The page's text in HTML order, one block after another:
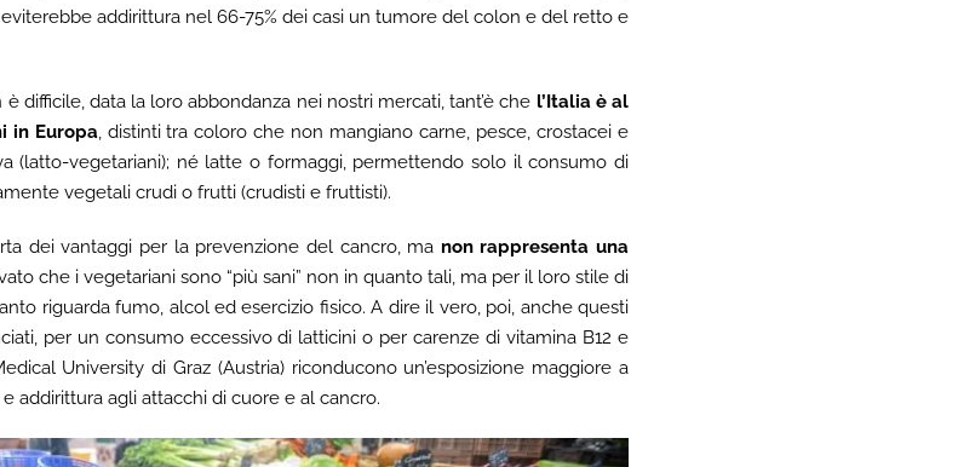
addirittura nel 66-75% dei casi un tumore del colon e del retto e
difficile, data la loro abbondanza nei nostri mercati, tant’è che l’Italia è al
in Europa, distinti tra coloro che non mangiano carne, pesce, crostacei e
(latto-vegetariani); né latte o formaggi, permettendo solo il consumo di
vegetali crudi o frutti (crudisti e fruttisti).
dei vantaggi per la prevenzione del cancro, ma non rappresenta una
che i vegetariani sono “più sani” non in quanto tali, ma per il loro stile di
riguarda fumo, alcol ed esercizio fisico. A dire il vero, poi, anche questi
per un consumo eccessivo di latticini o per carenze di vitamina B12 e
University di Graz (Austria) riconducono un’esposizione maggiore a
addirittura agli attacchi di cuore e al cancro.